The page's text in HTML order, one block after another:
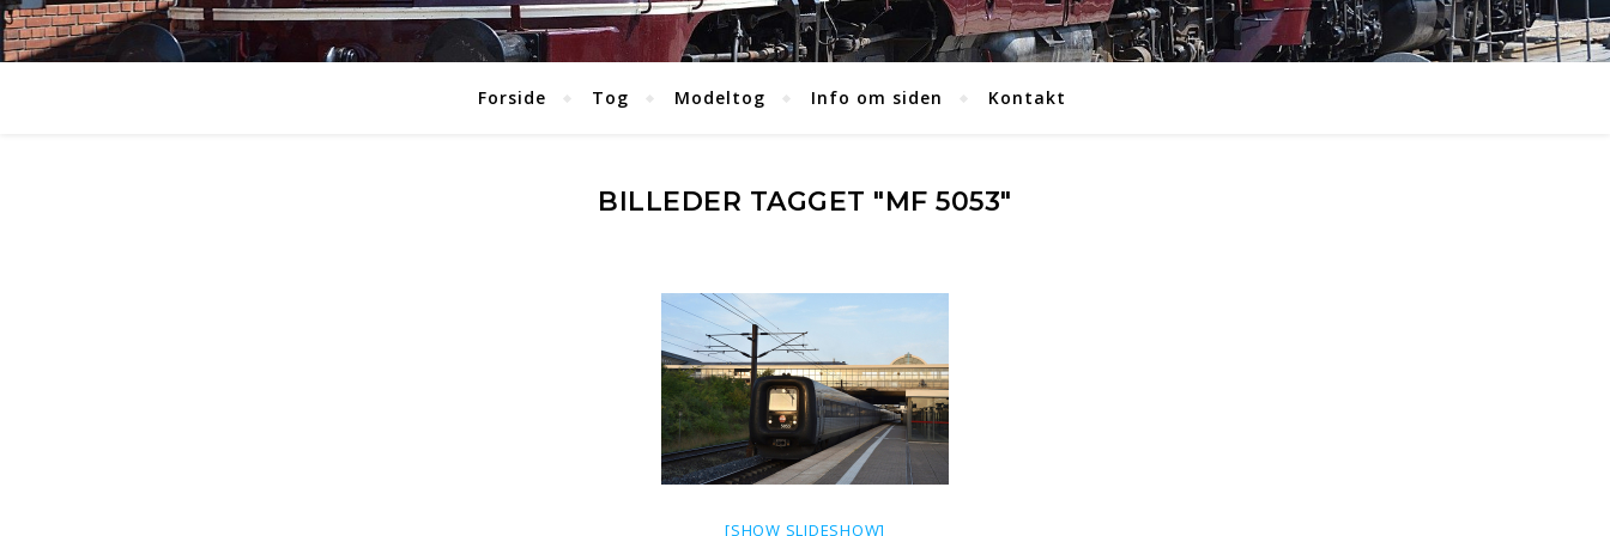
Forside Tog Modeltog Info om siden Kontakt
BILLEDER TAGGET "MF 5053"
[SHOW SLIDESHOW]